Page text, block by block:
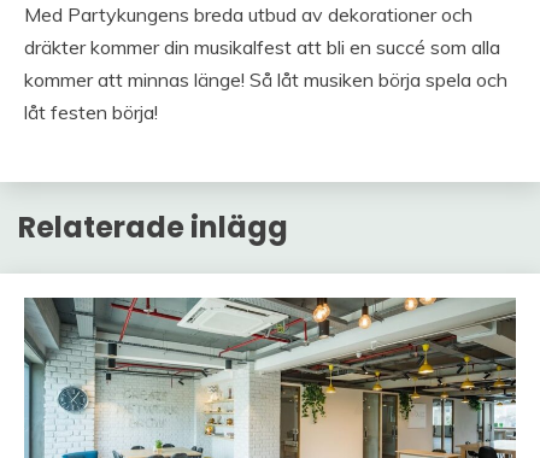
Med Partykungens breda utbud av dekorationer och
dräkter kommer din musikalfest att bli en succé som alla
kommer att minnas länge! Så låt musiken börja spela och
låt festen börja!
Relaterade inlägg